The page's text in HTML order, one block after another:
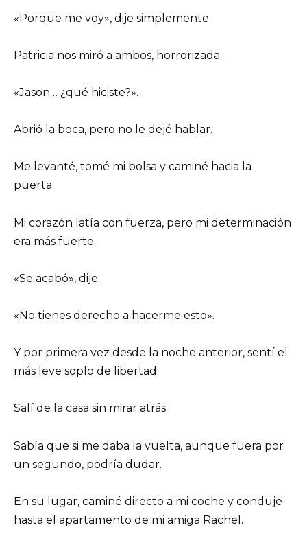
«Porque me voy», dije simplemente.
Patricia nos miró a ambos, horrorizada.
«Jason… ¿qué hiciste?».
Abrió la boca, pero no le dejé hablar.
Me levanté, tomé mi bolsa y caminé hacia la
puerta.
Mi corazón latía con fuerza, pero mi determinación
era más fuerte.
«Se acabó», dije.
«No tienes derecho a hacerme esto».
Y por primera vez desde la noche anterior, sentí el
más leve soplo de libertad.
Salí de la casa sin mirar atrás.
Sabía que si me daba la vuelta, aunque fuera por
un segundo, podría dudar.
En su lugar, caminé directo a mi coche y conduje
hasta el apartamento de mi amiga Rachel.